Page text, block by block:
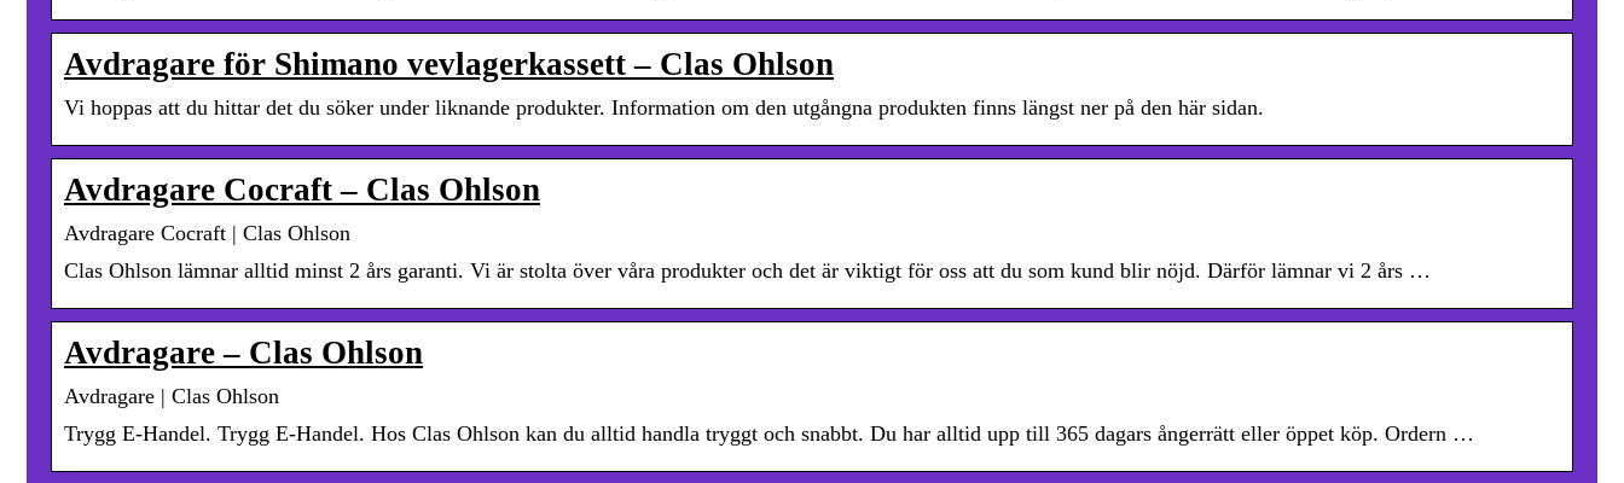
Avdragare för Shimano vevlagerkassett – Clas Ohlson
Vi hoppas att du hittar det du söker under liknande produkter. Information om den utgångna produkten finns längst ner på den här sidan.
Avdragare Cocraft – Clas Ohlson
Avdragare Cocraft | Clas Ohlson
Clas Ohlson lämnar alltid minst 2 års garanti. Vi är stolta över våra produkter och det är viktigt för oss att du som kund blir nöjd. Därför lämnar vi 2 års …
Avdragare – Clas Ohlson
Avdragare | Clas Ohlson
Trygg E-Handel. Trygg E-Handel. Hos Clas Ohlson kan du alltid handla tryggt och snabbt. Du har alltid upp till 365 dagars ångerrätt eller öppet köp. Ordern …